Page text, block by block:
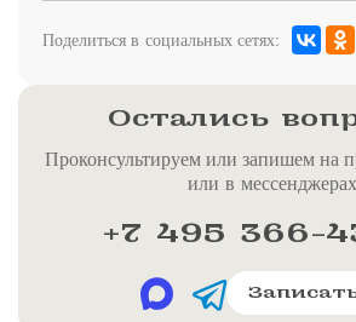
Поделиться в социальных сетях:
Остались
Проконсультируем или запишем на
или в
+7 495 366-